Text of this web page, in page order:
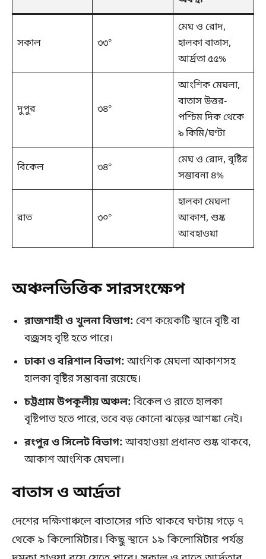
সকাল ৩৩°
মেঘ ও রোদ,
হালকা বাতাস,
আর্দ্রতা ৫৫%
দুপুর ৩৪°
আংশিক মেঘলা,
বাতাস উত্তর-
পশ্চিম দিক থেকে
৯ কিমি/ঘণ্টা
বিকেল ৩৪°
মেঘ ও রোদ, বৃষ্টির
সম্ভাবনা ৪%
রাত ৩০°
হালকা মেঘলা
আকাশ, শুষ্ক
আবহাওয়া
অঞ্চলভিত্তিক সারসংক্ষেপ
রাজশাহী ও খুলনা বিভাগ: বেশ কয়েকটি স্থানে বৃষ্টি বা
বজ্রসহ বৃষ্টি হতে পারে।
ঢাকা ও বরিশাল বিভাগ:আংশিক মেঘলা আকাশসহ
হালকা বৃষ্টির সম্ভাবনা রয়েছে।
চট্টগ্রাম উপকূলীয় অঞ্চল:বিকেল ও রাতে হালকা
বৃষ্টিপাত হতে পারে, তবে বড় কোনো ঝড়ের আশঙ্কা নেই।
রংপুর ও সিলেট বিভাগ:আবহাওয়া প্রধানত শুষ্ক থাকবে,
আকাশ আংশিক মেঘলা।
বাতাস ও আর্দ্রতা
দেশের দক্ষিণাঞ্চলে বাতাসের গতি থাকবে ঘণ্টায় গড়ে ৭
থেকে ৯ কিলোমিটার। কিছু স্থানে ১৯ কিলোমিটার পর্যন্ত